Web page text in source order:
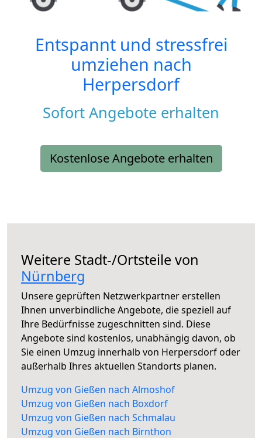
Entspannt und stressfrei
umziehen nach
Herpersdorf
Sofort Angebote erhalten
Kostenlose Angebote erhalten
Weitere Stadt-/Ortsteile von
Nürnberg
Unsere geprüften Netzwerkpartner erstellen
Ihnen unverbindliche Angebote, die speziell auf
Ihre Bedürfnisse zugeschnitten sind. Diese
Angebote sind kostenlos, unabhängig davon, ob
Sie einen Umzug innerhalb von Herpersdorf oder
außerhalb Ihres aktuellen Standorts planen.
Umzug von Gießen nach Almoshof
Umzug von Gießen nach Boxdorf
Umzug von Gießen nach Schmalau
Umzug von Gießen nach Birnthon